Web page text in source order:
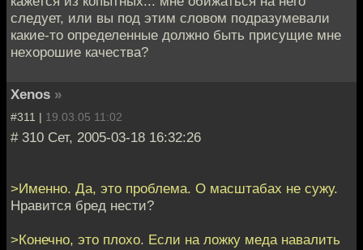
следует, или вы под этим словом подразумевали
какие-то определенные должно быть присущие мне
нехорошие качества?
Xenos »
#311 | 19.03.05 11:02
# 310 Сет, 2005-03-18 16:32:26
>Именно. Да, это проблема. О масштабах не сужу.
Нравится бред нести?
>Конечно, это плохо. Если на ложку меда навалить